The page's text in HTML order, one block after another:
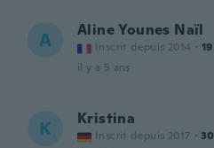
A Aline Younes Naïl
Inscrit depuis 2014 · 19
il y a 5 ans
K Kristina
Inscrit depuis 2017 · 30